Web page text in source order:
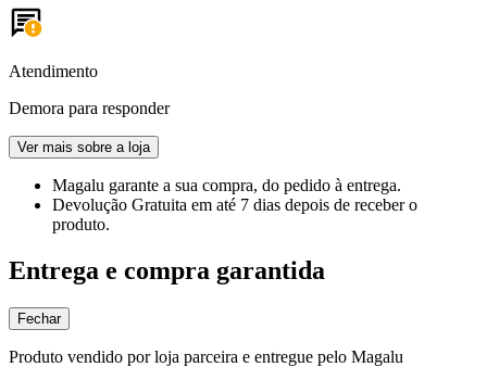
Atendimento
Demora para responder
Ver mais sobre a loja
Magalu garante a sua compra, do pedido à entrega.
Devolução Gratuita em até 7 dias depois de receber o
produto.
Entrega e compra garantida
Fechar
Produto vendido por loja parceira e entregue pelo Magalu